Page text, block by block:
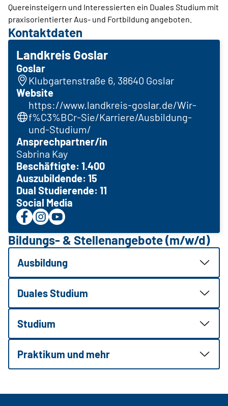
Quereinsteigern und Interessierten ein Duales Studium mit
praxisorientierter Aus- und Fortbildung angeboten.
Kontaktdaten
Landkreis Goslar
Goslar
Klubgartenstraße 6, 38640 Goslar
Website
https://www.landkreis-goslar.de/Wir-
f%C3%BCr-Sie/Karriere/Ausbildung-
und-Studium/
Ansprechpartner/in
Sabrina Kay
Beschäftigte: 1.400
Auszubildende: 15
Dual Studierende: 11
Social Media
Bildungs- & Stellenangebote (m/w/d)
Ausbildung
Duales Studium
Studium
Praktikum und mehr